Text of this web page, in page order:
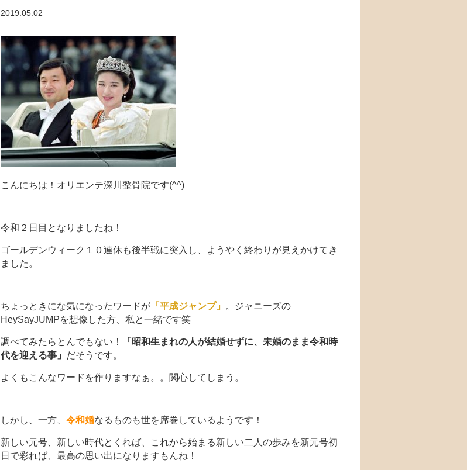
2019.05.02
こんにちは！オリエンテ深川整骨院です(^^)
令和２日目となりましたね！
ゴールデンウィーク１０連休も後半戦に突入し、ようやく終わりが見えかけてき
ました。
ちょっときにな気になったワードが 「平成ジャンプ」 。ジャニーズの
HeySayJUMPを想像した方、私と一緒です笑
調べてみたらとんでもない！
「昭和生まれの人が結婚せずに、未婚のまま令和時
代を迎える事」 だそうです。
よくもこんなワードを作りますなぁ。。関心してしまう。
しかし、一方、 令和婚なるものも世を席巻しているようです！
新しい元号、新しい時代とくれば、これから始まる新しい二人の歩みを新元号初
日で彩れば、最高の思い出になりますもんね！